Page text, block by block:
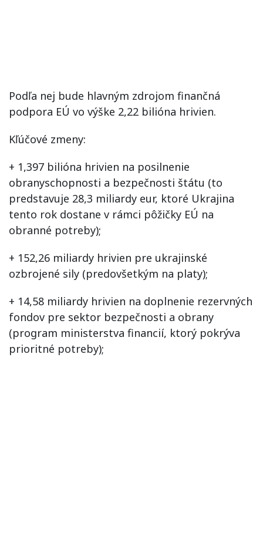
Podľa nej bude hlavným zdrojom finančná
podpora EÚ vo výške 2,22 bilióna hrivien.
Kľúčové zmeny:
+ 1,397 bilióna hrivien na posilnenie
obranyschopnosti a bezpečnosti štátu (to
predstavuje 28,3 miliardy eur, ktoré Ukrajina
tento rok dostane v rámci pôžičky EÚ na
obranné potreby);
+ 152,26 miliardy hrivien pre ukrajinské
ozbrojené sily (predovšetkým na platy);
+ 14,58 miliardy hrivien na doplnenie rezervných
fondov pre sektor bezpečnosti a obrany
(program ministerstva financií, ktorý pokrýva
prioritné potreby);